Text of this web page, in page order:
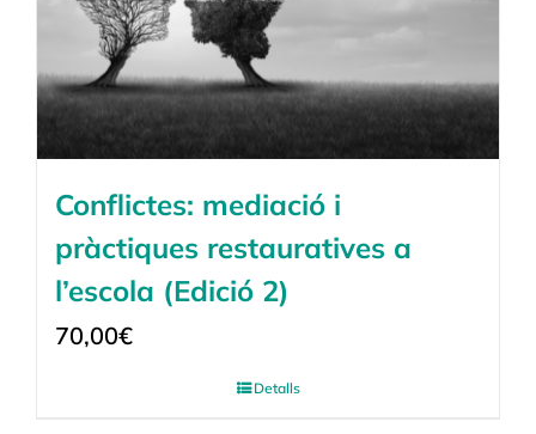
Conflictes: mediació i
pràctiques restauratives a
l’escola (Edició 2)
70,00€
Detalls